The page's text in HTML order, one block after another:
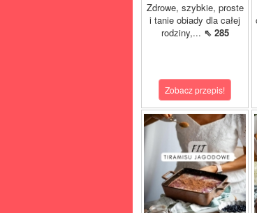
Zdrowe, szybkie, proste
i tanie obiady dla całej
rodziny,... ⇖ 285
Zobacz przepis!